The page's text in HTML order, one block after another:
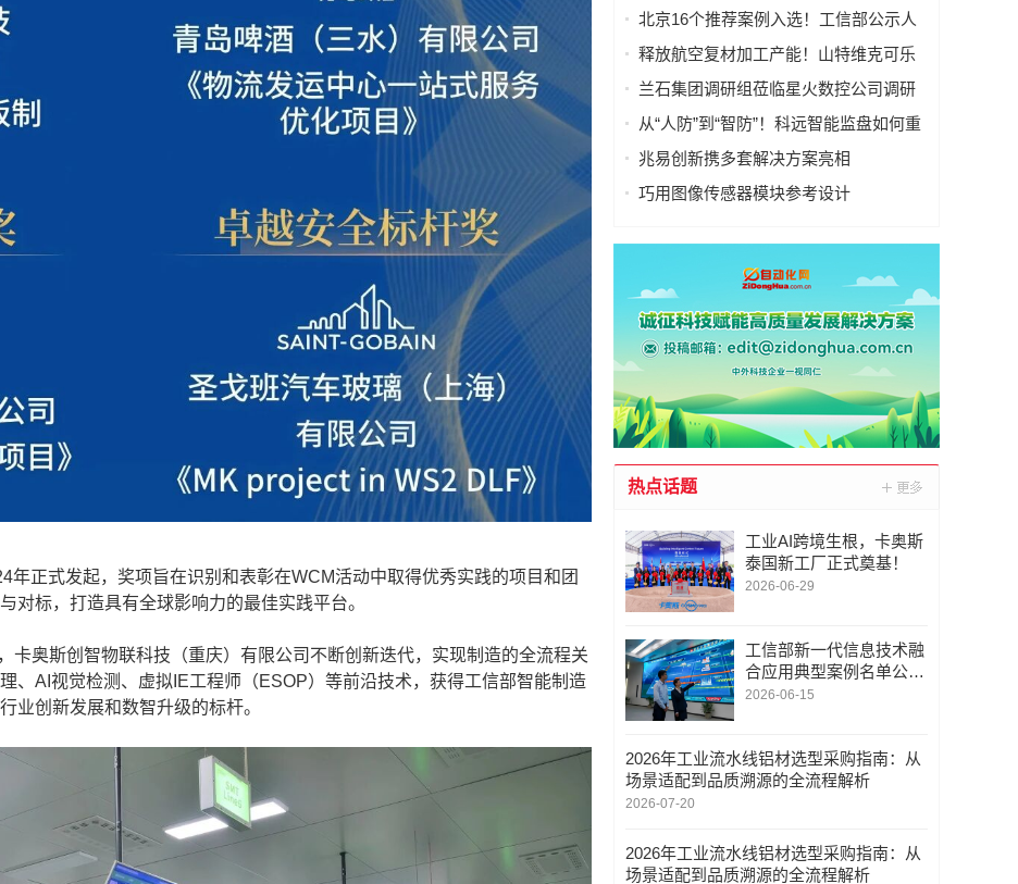
正式发起，奖项旨在识别和表彰在WCM活动中取得优秀实践的项目和团
对标，打造具有全球影响力的最佳实践平台。
奥斯创智物联科技（重庆）有限公司不断创新迭代，实现制造的全流程关
、AI视觉检测、虚拟IE工程师（ESOP）等前沿技术，获得工信部智能制造
业创新发展和数智升级的标杆。
EtherCAT、Ethernet/IP、BACnet/IP等多
种协议
技太能打！
北京16个推荐案例入选！工信部公示人
工智能应用典型案例
释放航空复材加工产能！山特维克可乐
满锯齿刃铣刀从源头解决四大铣削工艺
兰石集团调研组莅临星火数控公司调研
指导数智化转型工作
从“人防”到“智防”！科远智能监盘如何重
塑火电运行新范式
兆易创新携多套解决方案亮相
CIIF2025，助力人形机器人落地
巧用图像传感器模块参考设计
造的全流程
热点话题
工业AI跨境生根，卡奥斯
泰国新工厂正式奠基！
2026-06-29
工信部新一代信息技术融
合应用典型案例名单公
布，卡奥斯成功入选！
2026-06-15
2026年工业流水线铝材选型采购指南：从
场景适配到品质溯源的全流程解析
2026-07-20
2026年工业流水线铝材选型采购指南：从
场景适配到品质溯源的全流程解析